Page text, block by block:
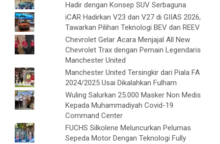
Hadir dengan Konsep SUV Serbaguna
iCAR Hadirkan V23 dan V27 di GIIAS 2026,
Tawarkan Pilihan Teknologi BEV dan REEV
Chevrolet Gelar Acara Menjajal All New
Chevrolet Trax dengan Pemain Legendaris
Manchester United
Manchester United Tersingkir dari Piala FA
2024/2025 Usai Dikalahkan Fulham
Wuling Salurkan 25.000 Masker Non Medis
Kepada Muhammadiyah Covid-19
Command Center
FUCHS Silkolene Meluncurkan Pelumas
Sepeda Motor Dengan Teknologi Fully